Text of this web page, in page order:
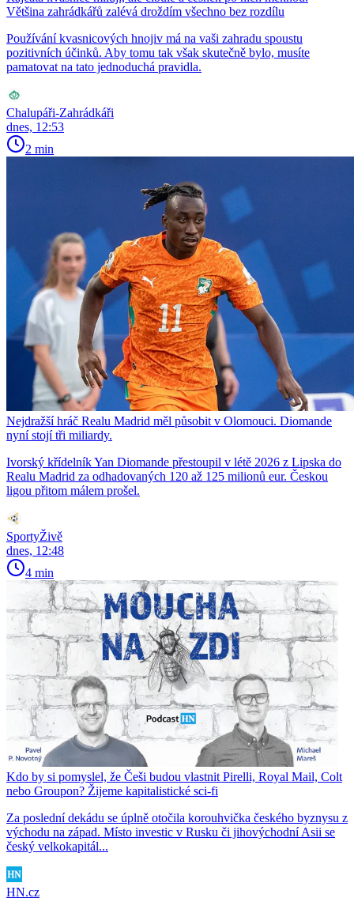
Většina zahrádkářů zalévá droždím všechno bez rozdílu
Používání kvasnicových hnojiv má na vaši zahradu spoustu
pozitivních účinků. Aby tomu tak však skutečně bylo, musíte
pamatovat na tato jednoduchá pravidla.
Chalupáři-Zahrádkáři
dnes, 12:53
2 min
Nejdražší hráč Realu Madrid měl působit v Olomouci. Diomande
nyní stojí tři miliardy.
Ivorský křídelník Yan Diomande přestoupil v létě 2026 z Lipska do
Realu Madrid za odhadovaných 120 až 125 milionů eur. Českou
ligou přitom málem prošel.
SportyŽivě
dnes, 12:48
4 min
Kdo by si pomyslel, že Češi budou vlastnit Pirelli, Royal Mail, Colt
nebo Groupon? Žijeme kapitalistické sci-fi
Za poslední dekádu se úplně otočila korouhvička českého byznysu z
východu na západ. Místo investic v Rusku či jihovýchodní Asii se
český velkokapitál...
HN.cz